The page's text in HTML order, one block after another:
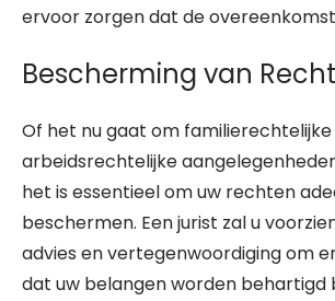
ervoor zorgen dat de
Bescherming van
Of het nu gaat om familierechtelijke
arbeidsrechtelijke
het is essentieel om uw rechten
beschermen. Een jurist zal u
advies en vertegenwoordiging om
dat uw belangen worden behartigd